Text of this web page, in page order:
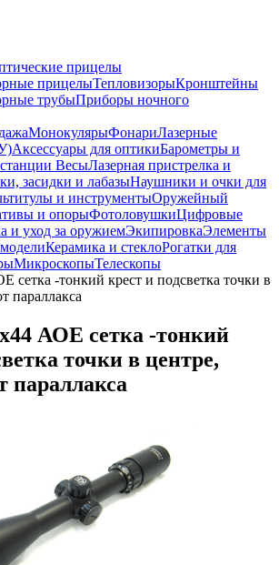
прицелы
прицелыТепловизорыКронштейны
трубыПриборы ночного
МонокулярыФонариЛазерные
Аксессуары для оптикиБарометры и
ВесыЛазерная пристрелка и
засидки и лабазыНаушники и очки для
и инструментыОружейный
и опорыФотоловушкиЦифровые
и уход за оружиемЭкипировкаЭлементы
Керамика и стеклоРогатки для
МикроскопыТелескопы
сетка -тонкий крест и подсветка точки в
параллакса
АОE сетка -тонкий
точки в центре,
параллакса